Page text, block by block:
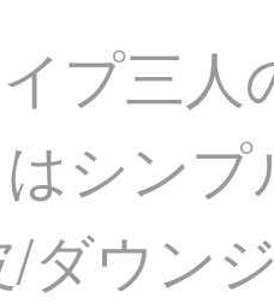
プ三人
シンプ
ダウン